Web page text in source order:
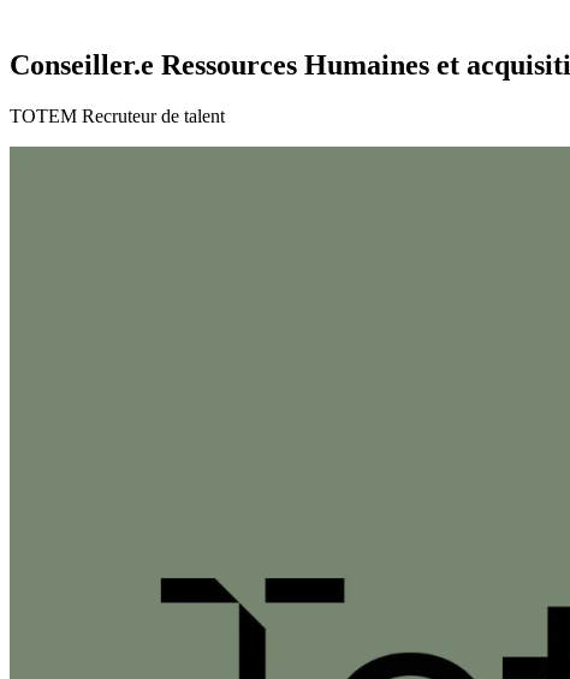
Conseiller.e Ressources Humaines et
TOTEM Recruteur de talent